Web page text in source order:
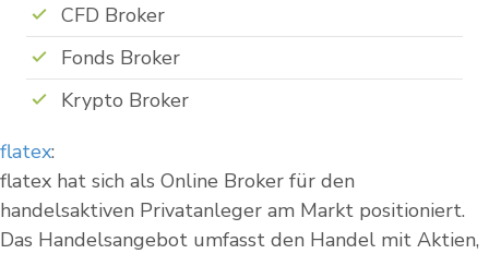
CFD Broker
Fonds Broker
Krypto Broker
flatex:
flatex hat sich als Online Broker für den
handelsaktiven Privatanleger am Markt positioniert.
Das Handelsangebot umfasst den Handel mit Aktien,